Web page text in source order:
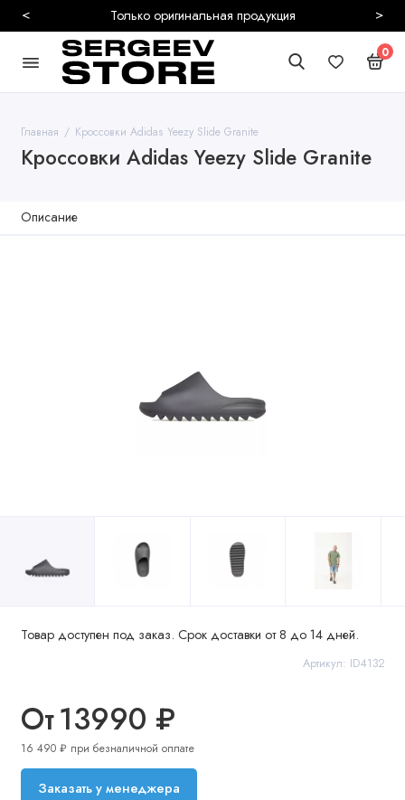
Только оригинальная продукция
< >
0
Главная Кроссовки Adidas Yeezy Slide Granite
Кроссовки Adidas Yeezy Slide Granite
Описание
Товар доступен под заказ. Срок доставки от 8 до 14 дней.
Артикул: ID4132
От13990 ₽
16 490 ₽ при безналичной оплате
Заказать у менеджера